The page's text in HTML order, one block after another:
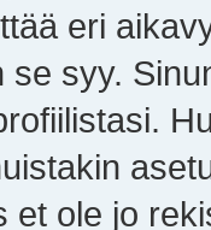
eri
se syy.
et ole jo